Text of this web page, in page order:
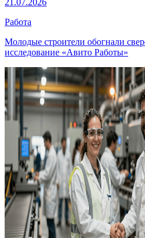
21.07.2026
Работа
Молодые строители обогнали
исследование «Авито Работы»